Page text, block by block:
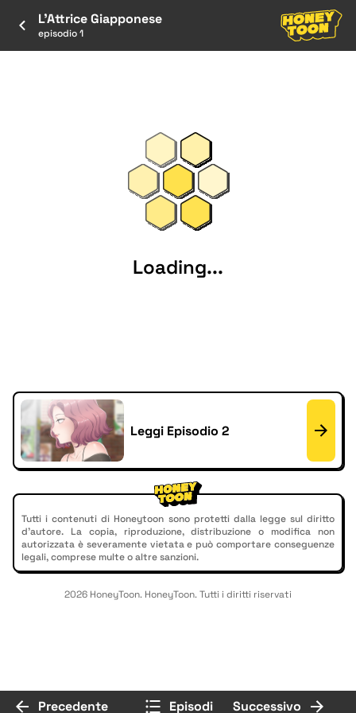
L'Attrice Giapponese
episodio 1
Loading...
Leggi Episodio 2
Tutti i contenuti di Honeytoon sono protetti dalla legge sul diritto
d'autore. La copia, riproduzione, distribuzione o modifica non
autorizzata è severamente vietata e può comportare conseguenze
legali, comprese multe o altre sanzioni.
2026 HoneyToon. HoneyToon. Tutti i diritti riservati
Precedente Episodi Successivo